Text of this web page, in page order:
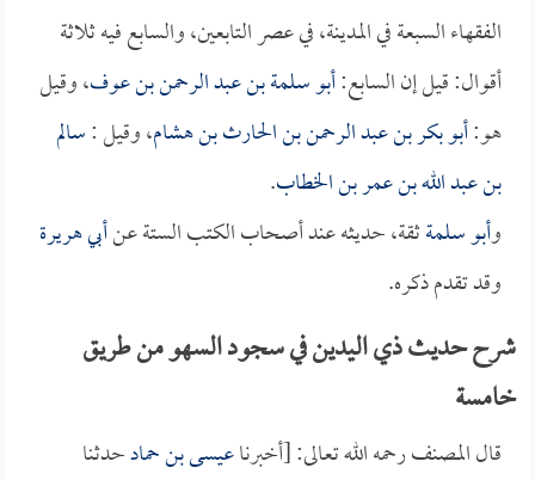
الفقهاء السبعة في المدينة، في عصر التابعين، والسابع فيه ثلاثة
أقوال: قيل إن السابع:أبو سلمة بن عبد الرحمن بن عوف، وقيل
هو:أبو بكر بن عبد الرحمن بن الحارث بن هشام، وقيل :سالم
بن عبد الله بن عمر بن الخطاب.
وأبو سلمةثقة، حديثه عند أصحاب الكتب الستة عنأبي هريرة
وقد تقدم ذكره.
شرح حديث ذي اليدين في سجود السهو من طريق
خامسة
قال المصنف رحمه الله تعالى: [أخبرناعيسى بن حمادحدثنا